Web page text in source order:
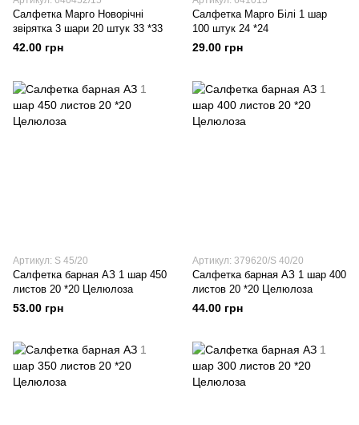
Салфетка Марго Новорічні
звірятка 3 шари 20 штук 33 *33
42.00 грн
Салфетка Марго Білі 1 шар
100 штук 24 *24
29.00 грн
Артикул: S 45/20
Салфетка барная АЗ 1 шар 450
листов 20 *20 Целюлоза
53.00 грн
Артикул: 379620/S 40/20
Салфетка барная АЗ 1 шар 400
листов 20 *20 Целюлоза
44.00 грн